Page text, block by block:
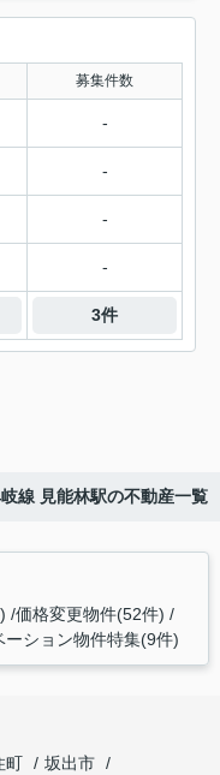
募集件数
-
-
-
-
3件
線 見能林駅の不動産一覧
価格変更物件(52件)
ーション物件特集(9件)
町
坂出市